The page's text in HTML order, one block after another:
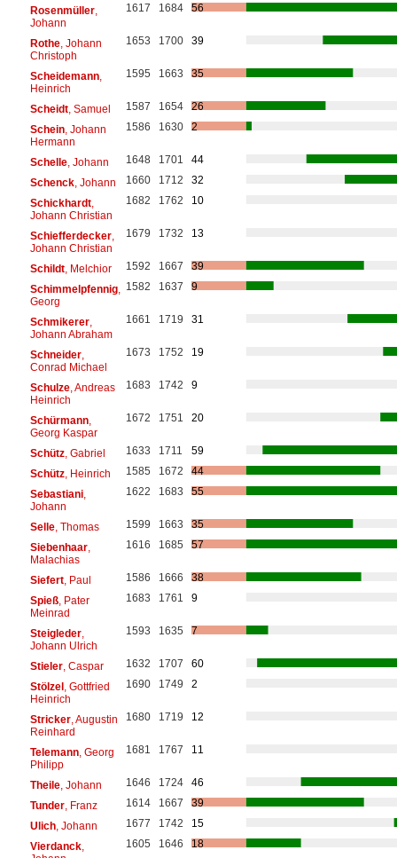
Rosenmüller,
Johann
1617 1684 56
Rothe, Johann
Christoph
1653 1700 39
Scheidemann,
Heinrich
1595 1663 35
Scheidt, Samuel 1587 1654
26
Schein, Johann
Hermann
1586 1630 2
Schelle, Johann 1648 1701
44
Schenck, Johann 1660 1712
32
Schickhardt,
Johann Christian
1682 1762 10
Schiefferdecker,
Johann Christian
1679 1732 13
Schildt, Melchior 1592 1667
39
Schimmelpfennig,
Georg
1582 1637 9
Schmikerer,
Johann Abraham
1661 1719 31
Schneider,
Conrad Michael
1673 1752 19
Schulze, Andreas
Heinrich
1683 1742 9
Schürmann,
Georg Kaspar
1672 1751 20
Schütz, Gabriel 1633 1711
59
Schütz, Heinrich 1585 1672
44
Sebastiani,
Johann
1622 1683 55
Selle, Thomas 1599 1663
35
Siebenhaar,
Malachias
1616 1685 57
Siefert, Paul 1586 1666
38
Spieß, Pater
Meinrad
1683 1761 9
Steigleder,
Johann Ulrich
1593 1635 7
Stieler, Caspar 1632 1707
60
Stölzel, Gottfried
Heinrich
1690 1749 2
Stricker, Augustin
Reinhard
1680 1719 12
Telemann, Georg
Philipp
1681 1767 11
Theile, Johann 1646 1724
46
Tunder, Franz 1614 1667
39
Ulich, Johann 1677 1742
15
Vierdanck,
1605 1646 18